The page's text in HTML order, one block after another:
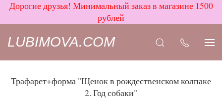
Дорогие друзья! Минимальный заказ в магазине 1500
рублей
LUBIMOVA.COM
Трафарет+форма "Щенок в рождественском колпаке
2. Год собаки"